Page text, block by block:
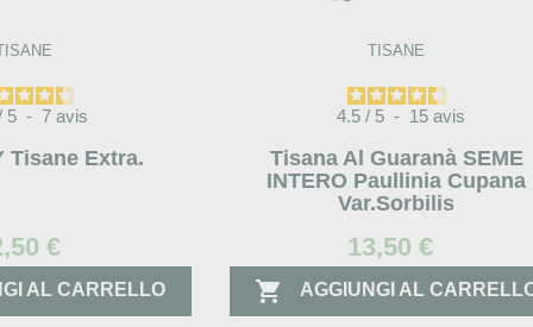
5 - 7avis
Tisane Extra.
€
AL CARRELLO
TISANE
4.5 / 5 - 15avis
Tisana Al Guaranà SEME
INTERO Paullinia Cupana
Var.sorbilis
13,50 €
 AGGIUNGI AL